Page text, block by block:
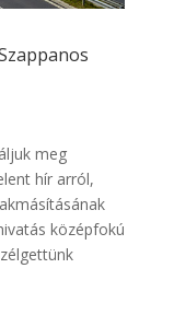
meg
hír arról,
középfokú